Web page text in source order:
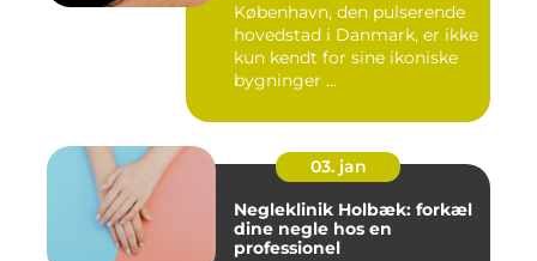
København, den pulserende
hovedstad i Danmark, er ikke
kun kendt for sine ikoniske
bygninger ...
03. jan
Negleklinik Holbæk: forkæl
dine negle hos en
professionel